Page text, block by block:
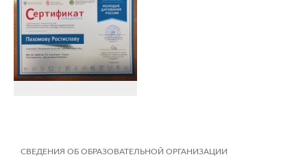
СВЕДЕНИЯ ОБ ОБРАЗОВАТЕЛЬНОЙ ОРГАНИЗАЦИИ